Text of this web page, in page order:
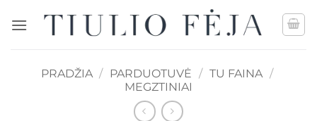
PRADŽIA / PARDUOTUVĖ / TU FAINA /
MEGZTINIAI